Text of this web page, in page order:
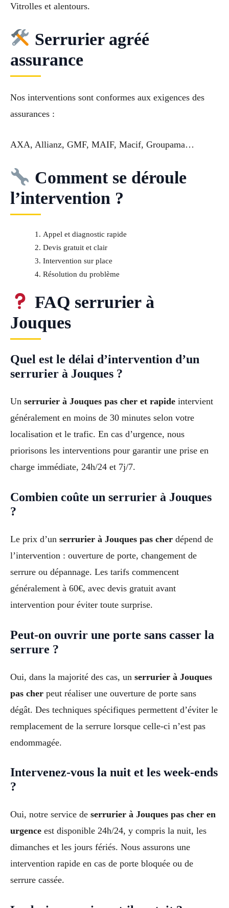
Vitrolles et alentours.
Serrurier agréé
assurance
Nos interventions sont conformes aux exigences des
assurances :
AXA, Allianz, GMF, MAIF, Macif, Groupama…
Comment se déroule
l’intervention ?
Appel et diagnostic rapide
Devis gratuit et clair
Intervention sur place
Résolution du problème
FAQ serrurier à
Jouques
Quel est le délai d’intervention d’un
serrurier à Jouques ?
Un serrurier à Jouques pas cher et rapide intervient
généralement en moins de 30 minutes selon votre
localisation et le trafic. En cas d’urgence, nous
priorisons les interventions pour garantir une prise en
charge immédiate, 24h/24 et 7j/7.
Combien coûte un serrurier à Jouques
?
Le prix d’un serrurier à Jouques pas cher dépend de
l’intervention : ouverture de porte, changement de
serrure ou dépannage. Les tarifs commencent
généralement à 60€, avec devis gratuit avant
intervention pour éviter toute surprise.
Peut-on ouvrir une porte sans casser la
serrure ?
Oui, dans la majorité des cas, un serrurier à Jouques
pas cher peut réaliser une ouverture de porte sans
dégât. Des techniques spécifiques permettent d’éviter le
remplacement de la serrure lorsque celle-ci n’est pas
endommagée.
Intervenez-vous la nuit et les week-ends
?
Oui, notre service de serrurier à Jouques pas cher en
urgence est disponible 24h/24, y compris la nuit, les
dimanches et les jours fériés. Nous assurons une
intervention rapide en cas de porte bloquée ou de
serrure cassée.